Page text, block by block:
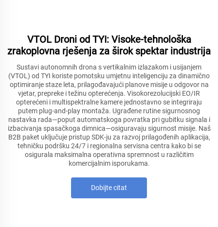
VTOL Droni od TYI: Visoke-tehnološka
zrakoplovna rješenja za širok spektar industrija
Sustavi autonomnih drona s vertikalnim izlazakom i usijanjem
(VTOL) od TYI koriste pomotsku umjetnu inteligenciju za dinamično
optimiranje staze leta, prilagođavajući planove misije u odgovor na
vjetar, prepreke i težinu opterećenja. Visokorezolucijski EO/IR
opterećeni i multispektralne kamere jednostavno se integriraju
putem plug-and-play montaža. Ugrađene rutine sigurnosnog
nastavka rada—poput automatskoga povratka pri gubitku signala i
izbacivanja spasačkoga dimnica—osiguravaju sigurnost misije. Naš
B2B paket uključuje pristup SDK-ju za razvoj prilagođenih aplikacija,
tehničku podršku 24/7 i regionalna servisna centra kako bi se
osigurala maksimalna operativna spremnost u različitim
komercijalnim isporukama.
Dobijte citat